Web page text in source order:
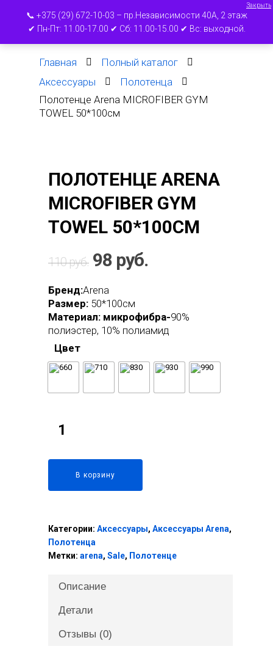
выхода
Главная
Полный каталог
Аксессуары
Полотенца
Полотенце Arena MICROFIBER GYM
TOWEL 50*100см
ПОЛОТЕНЦЕ ARENA
MICROFIBER GYM
TOWEL 50*100СМ
110руб. 98 руб.
Бренд:Arena
Размер: 50*100см
Материал: микрофибра-90%
полиэстер, 10% полиамид
Цвет
В корзину
Категории: Аксессуары, Аксессуары Arena,
Полотенца
Метки: arena, Sale, Полотенце
Описание
Детали
Отзывы (0)
📞 +375 (29) 672-10-03 – пр.Независимости 40А, 2 этаж
✔ Пн-Пт: 11.00-17.00 ✔ Сб: 11.00-15.00 ✔ Вс: выходной.
Закрыть